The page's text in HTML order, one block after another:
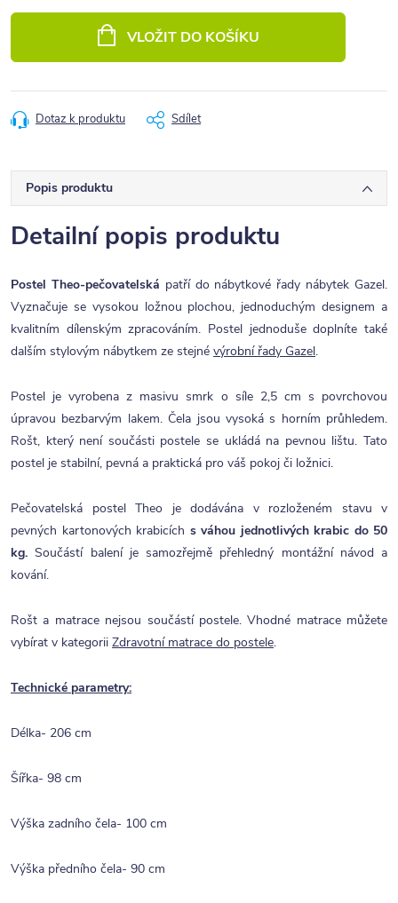
VLOŽIT DO KOŠÍKU
Dotaz k produktu Sdílet
Popis produktu
Detailní popis produktu
Postel Theo-pečovatelská patří do nábytkové řady nábytek Gazel.
Vyznačuje se vysokou ložnou plochou, jednoduchým designem a
kvalitním dílenským zpracováním. Postel jednoduše doplníte také
dalším stylovým nábytkem ze stejné výrobní řady Gazel.
Postel je vyrobena z masivu smrk o síle 2,5 cm s povrchovou
úpravou bezbarvým lakem. Čela jsou vysoká s horním průhledem.
Rošt, který není součásti postele se ukládá na pevnou lištu. Tato
postel je stabilní, pevná a praktická pro váš pokoj či ložnici.
Pečovatelská postel Theo je dodávána v rozloženém stavu v
pevných kartonových krabicích s váhou jednotlivých krabic do 50
kg. Součástí balení je samozřejmě přehledný montážní návod a
kování.
Rošt a matrace nejsou součástí postele. Vhodné matrace můžete
vybírat v kategorii Zdravotní matrace do postele.
Technické parametry:
Délka- 206 cm
Šířka- 98 cm
Výška zadního čela- 100 cm
Výška předního čela- 90 cm